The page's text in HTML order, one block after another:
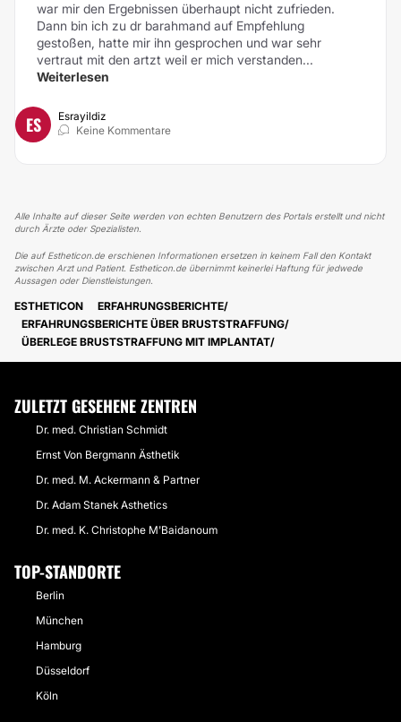
war mir den Ergebnissen überhaupt nicht zufrieden.
Dann bin ich zu dr barahmand auf Empfehlung
gestoßen, hatte mir ihn gesprochen und war sehr
vertraut mit den artzt weil er mich verstanden...
Weiterlesen
ES
Esrayildiz
Keine Kommentare
Alle Inhalte auf dieser Seite werden von echten Benutzern des Portals erstellt und nicht
durch Ärzte oder Spezialisten.
Die auf Estheticon.de erschienen Informationen ersetzen in keinem Fall den Kontakt
zwischen Arzt und Patient. Estheticon.de übernimmt keinerlei Haftung für jedwede
Aussagen oder Dienstleistungen.
ESTHETICON
ERFAHRUNGSBERICHTE
ERFAHRUNGSBERICHTE ÜBER BRUSTSTRAFFUNG
ÜBERLEGE BRUSTSTRAFFUNG MIT IMPLANTAT
ZULETZT GESEHENE ZENTREN
Dr. med. Christian Schmidt
Ernst Von Bergmann Ästhetik
Dr. med. M. Ackermann & Partner
Dr. Adam Stanek Asthetics
Dr. med. K. Christophe M'Baidanoum
TOP-STANDORTE
Berlin
München
Hamburg
Düsseldorf
Köln